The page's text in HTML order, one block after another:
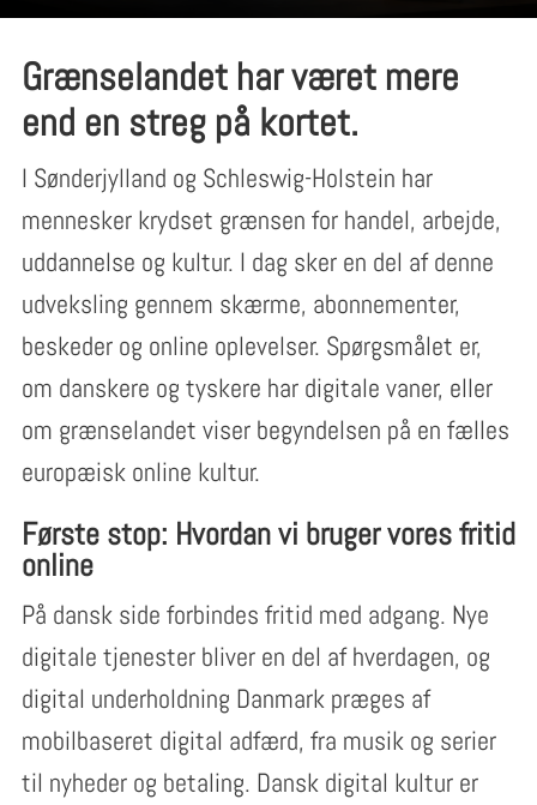
Grænselandet har været mere
end en streg på kortet.
I Sønderjylland og Schleswig-Holstein har
mennesker krydset grænsen for handel, arbejde,
uddannelse og kultur. I dag sker en del af denne
udveksling gennem skærme, abonnementer,
beskeder og online oplevelser. Spørgsmålet er,
om danskere og tyskere har digitale vaner, eller
om grænselandet viser begyndelsen på en fælles
europæisk online kultur.
Første stop: Hvordan vi bruger vores fritid
online
På dansk side forbindes fritid med adgang. Nye
digitale tjenester bliver en del af hverdagen, og
digital underholdning Danmark præges af
mobilbaseret digital adfærd, fra musik og serier
til nyheder og betaling. Dansk digital kultur er